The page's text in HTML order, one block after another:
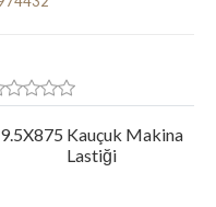
9.5X875 Kauçuk Makina
Lastiği